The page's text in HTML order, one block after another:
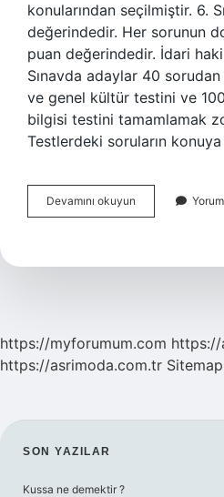
konularından seçilmiştir. 6.
değerindedir. Her sorunun
puan değerindedir. İdari
Sınavda adaylar 40
ve genel kültür testini ve
bilgisi testini tamamlamak
Testlerdeki soruların konuya
Devamını okuyun
Kaç
https://myforumum.com https://
https://asrimoda.com.tr Sitemap
SIDEBAR
SON YAZILAR
Kussa ne demektir ?